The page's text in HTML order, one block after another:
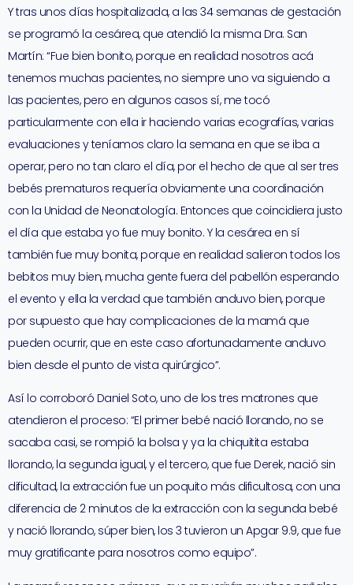
Y tras unos días hospitalizada, a las 34 semanas de gestación
se programó la cesárea, que atendió la misma Dra. San
Martín: “Fue bien bonito, porque en realidad nosotros acá
tenemos muchas pacientes, no siempre uno va siguiendo a
las pacientes, pero en algunos casos sí, me tocó
particularmente con ella ir haciendo varias ecografías, varias
evaluaciones y teníamos claro la semana en que se iba a
operar, pero no tan claro el día, por el hecho de que al ser tres
bebés prematuros requería obviamente una coordinación
con la Unidad de Neonatología. Entonces que coincidiera justo
el día que estaba yo fue muy bonito. Y la cesárea en sí
también fue muy bonita, porque en realidad salieron todos los
bebitos muy bien, mucha gente fuera del pabellón esperando
el evento y ella la verdad que también anduvo bien, porque
por supuesto que hay complicaciones de la mamá que
pueden ocurrir, que en este caso afortunadamente anduvo
bien desde el punto de vista quirúrgico”.
Así lo corroboró Daniel Soto, uno de los tres matrones que
atendieron el proceso: “El primer bebé nació llorando, no se
sacaba casi, se rompió la bolsa y ya la chiquitita estaba
llorando, la segunda igual, y el tercero, que fue Derek, nació sin
dificultad, la extracción fue un poquito más dificultosa, con una
diferencia de 2 minutos de la extracción con la segunda bebé
y nació llorando, súper bien, los 3 tuvieron un Apgar 9.9, que fue
muy gratificante para nosotros como equipo”.